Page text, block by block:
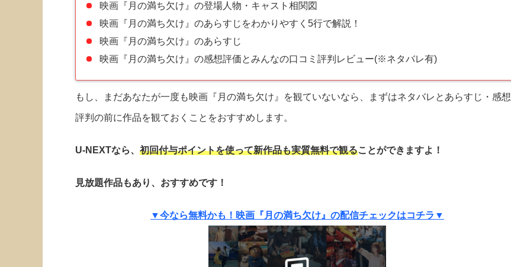
映画『月の満ち欠け』の登場人物・キャスト相関図
映画『月の満ち欠け』のあらすじをわかりやすく5行で解説！
映画『月の満ち欠け』のあらすじ
映画『月の満ち欠け』の感想評価とみんなの口コミ評判レビュー(※ネタバレ有)
もし、まだあなたが一度も映画『月の満ち欠け』を観ていないなら、まずはネタバレとあらすじ・感想
評判の前に作品を観ておくことをおすすめします。
U-NEXTなら、 初回付与ポイントを使って新作品も実質無料で観ることができますよ！
見放題作品もあり、おすすめです！
▼今なら無料かも！映画『月の満ち欠け』の配信チェックはコチラ▼